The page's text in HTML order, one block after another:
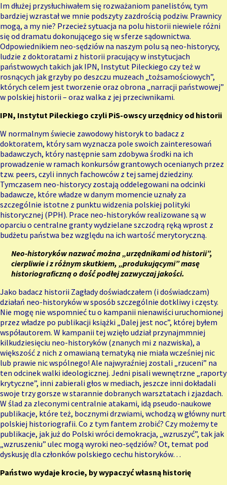
Im dłużej przysłuchiwałem się rozważaniom panelistów, tym
bardziej wzrastał we mnie podszyty zazdrością podziw. Prawnicy
mogą, a my nie? Przecież sytuacja na polu historii niewiele różni
się od dramatu dokonującego się w sferze sądownictwa.
Odpowiednikiem neo-sędziów na naszym polu są neo-historycy,
ludzie z doktoratami z historii pracujący w instytucjach
państwowych takich jak IPN, Instytut Pileckiego czy też w
rosnących jak grzyby po deszczu muzeach „tożsamościowych”,
których celem jest tworzenie oraz obrona „narracji państwowej”
w polskiej historii – oraz walka z jej przeciwnikami.
IPN, Instytut Pileckiego czyli PiS-owscy urzędnicy od historii
W normalnym świecie zawodowy historyk to badacz z
doktoratem, który sam wyznacza pole swoich zainteresowań
badawczych, który następnie sam zdobywa środki na ich
prowadzenie w ramach konkursów grantowych ocenianych przez
tzw. peers, czyli innych fachowców z tej samej dziedziny.
Tymczasem neo-historycy zostają oddelegowani na odcinki
badawcze, które władze w danym momencie uznały za
szczególnie istotne z punktu widzenia polskiej polityki
historycznej (PPH). Prace neo-historyków realizowane są w
oparciu o centralne granty wydzielane szczodrą ręką wprost z
budżetu państwa bez względu na ich wartość merytoryczną.
Neo-historyków nazwać można „urzędnikami od historii”,
cierpliwie i z różnym skutkiem, „produkującymi” masę
historiograficzną o dość podłej zazwyczaj jakości.
Jako badacz historii Zagłady doświadczałem (i doświadczam)
działań neo-historyków w sposób szczególnie dotkliwy i częsty.
Nie mogę nie wspomnieć tu o kampanii nienawiści uruchomionej
przez władze po publikacji książki „Dalej jest noc”, której byłem
współautorem. W kampanii tej wzięło udział przynajmmniej
kilkudziesięciu neo-historyków (znanych mi z nazwiska), a
większość z nich z omawianą tematyką nie miała wcześniej nic
lub prawie nic wspólnego! Ale najwyraźniej zostali „rzuceni” na
ten odcinek walki ideologicznej. Jedni pisali wewnętrzne „raporty
krytyczne”, inni zabierali głos w mediach, jeszcze inni dokładali
swoje trzy gorsze w starannie dobranych warsztatach i zjazdach.
W ślad za zleconymi centralnie atakami, idą pseudo-naukowe
publikacje, które też, bocznymi drzwiami, wchodzą w główny nurt
polskiej historiografii. Co z tym fantem zrobić? Czy możemy te
publikacje, jak już do Polski wróci demokracja, „wzruszyć”, tak jak
„wzruszeniu” ulec mogą wyroki neo-sędziów? Ot, temat pod
dyskusję dla członków polskiego cechu historyków…
Państwo wydaje krocie, by wypaczyć własną historię